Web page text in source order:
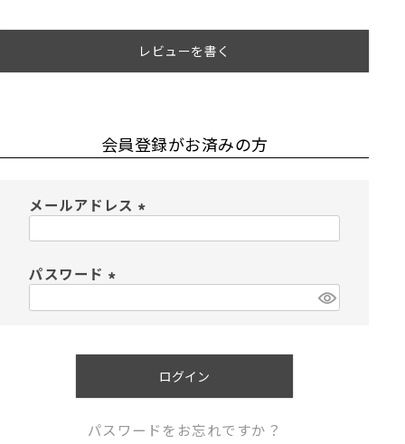
レビューを書く
会員登録がお済みの方
メールアドレス
パスワード
ログイン
パスワードをお忘れですか？